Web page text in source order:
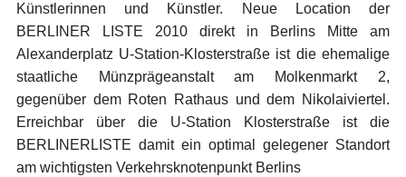
Künstlerinnen und Künstler. Neue Location der
BERLINER LISTE 2010 direkt in Berlins Mitte am
Alexanderplatz U-Station-Klosterstraße ist die ehemalige
staatliche Münzprägeanstalt am Molkenmarkt 2,
gegenüber dem Roten Rathaus und dem Nikolaiviertel.
Erreichbar über die U-Station Klosterstraße ist die
BERLINERLISTE damit ein optimal gelegener Standort
am wichtigsten Verkehrsknotenpunkt Berlins